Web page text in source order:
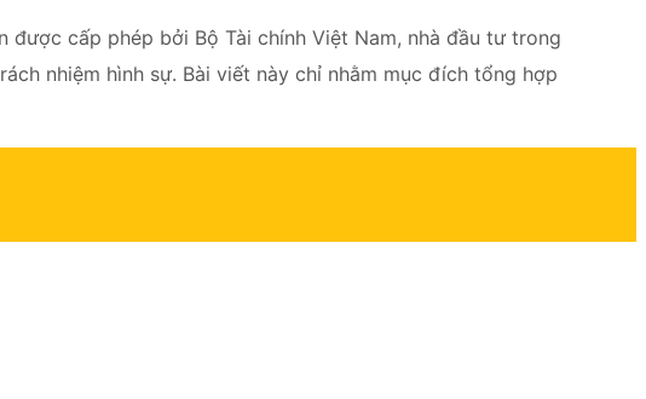
cấp phép bởi Bộ Tài chính Việt Nam, nhà đầu tư trong
nhiệm hình sự. Bài viết này chỉ nhằm mục đích tổng hợp